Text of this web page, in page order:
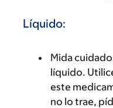
Líquido:
Mida
líquido.
este
no lo trae,